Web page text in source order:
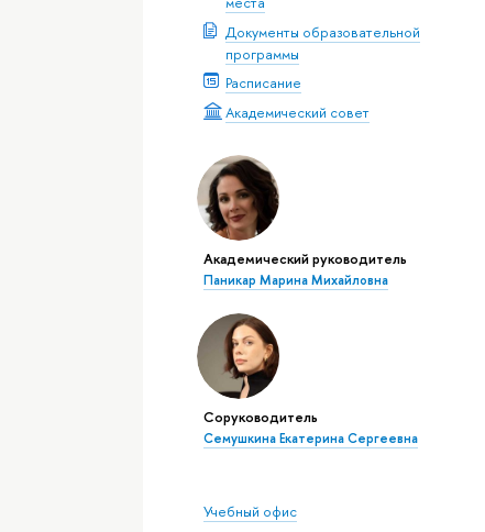
Документы образовательной
программы
Расписание
Академический совет
Академический руководитель
Паникар Марина Михайловна
Соруководитель
Семушкина Екатерина Сергеевна
Учебный офис